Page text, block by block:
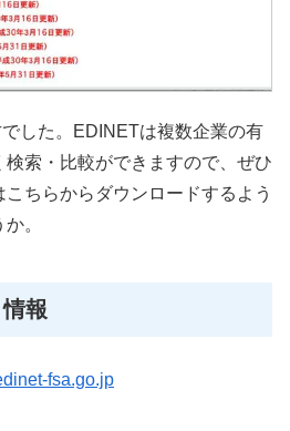
した。EDINETは複数企業の有
索・比較ができますので、ぜひ
ちらからダウンロードするよう
。
報
fsa.go.jp